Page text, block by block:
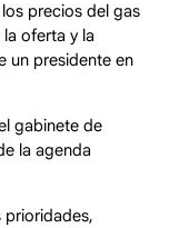
precios del gas
oferta y la
un presidente en
gabinete de
la agenda
prioridades,